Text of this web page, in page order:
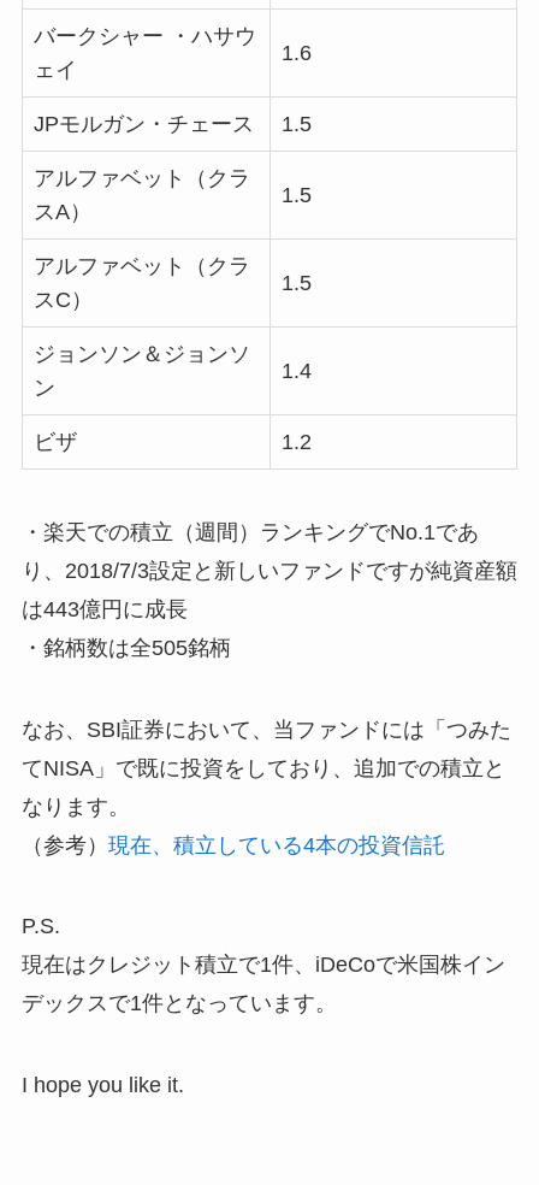
バークシャー ・ハサウ
ェイ
1.6
JPモルガン・チェース 1.5
アルファベット（クラ
スA）
1.5
アルファベット（クラ
スC）
1.5
ジョンソン＆ジョンソ
ン
1.4
ビザ 1.2
・楽天での積立（週間）ランキングでNo.1であ
り、2018/7/3設定と新しいファンドですが純資産額
は443億円に成長
・銘柄数は全505銘柄
なお、SBI証券において、当ファンドには「つみた
てNISA」で既に投資をしており、追加での積立と
なります。
（参考） 現在、積立している4本の投資信託
P.S.
現在はクレジット積立で1件、iDeCoで米国株イン
デックスで1件となっています。
I hope you like it.